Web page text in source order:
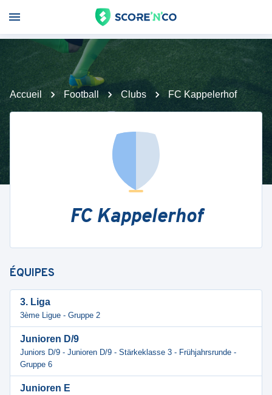
Accueil Football Clubs FC Kappelerhof
FC Kappelerhof
ÉQUIPES
3. Liga
3ème Ligue - Gruppe 2
Junioren D/9
Juniors D/9 - Junioren D/9 - Stärkeklasse 3 - Frühjahrsrunde -
Gruppe 6
Junioren E